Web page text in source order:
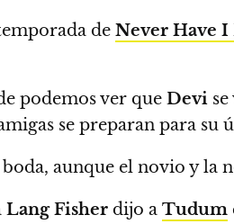
de Never Have I
podemos ver que Devi
se preparan para su
aunque el novio y la
Lang Fisher dijo a Tudum